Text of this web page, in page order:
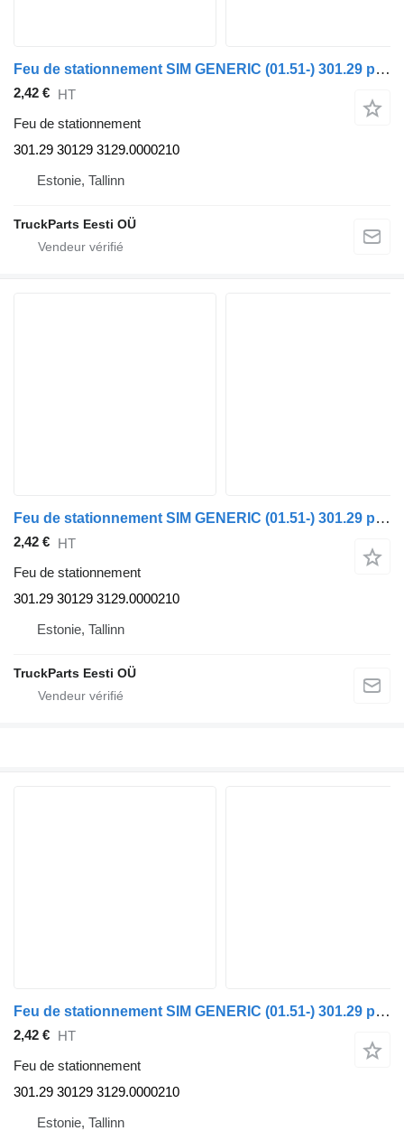
Feu de stationnement SIM GENERIC (01.51-) 301.29 pour tracteur routier GENERIC (01.51-)
2,42 € HT
Feu de stationnement
301.29 30129 3129.0000210
Estonie, Tallinn
TruckParts Eesti OÜ
Feu de stationnement SIM GENERIC (01.51-) 301.29 pour tracteur routier GENERIC (01.51-)
2,42 € HT
Feu de stationnement
301.29 30129 3129.0000210
Estonie, Tallinn
TruckParts Eesti OÜ
Feu de stationnement SIM GENERIC (01.51-) 301.29 pour tracteur routier GENERIC (01.51-)
2,42 € HT
Feu de stationnement
301.29 30129 3129.0000210
Estonie, Tallinn